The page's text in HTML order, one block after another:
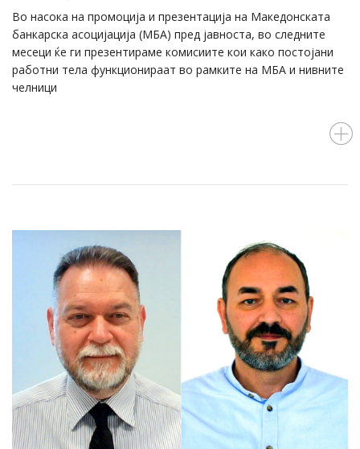
Во насока на промоција и презентација на Македонската
банкарска асоцијација (МБА) пред јавноста, во следните
месеци ќе ги презентираме комисиите кои како постојани
работни тела функционираат во рамките на МБА и нивните
челници